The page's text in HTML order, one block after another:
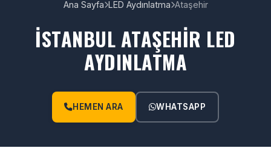
Ana Sayfa LED Aydınlatma Ataşehir
İSTANBUL ATAŞEHIR LED
AYDINLATMA
HEMEN ARA WHATSAPP